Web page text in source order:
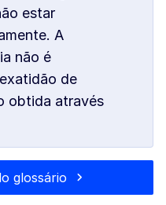
estar
A
não é
de
obtida através
glossário